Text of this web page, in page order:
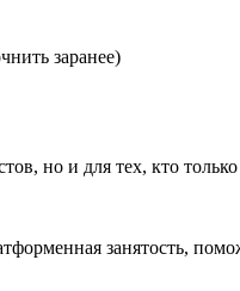
заранее)
но и для тех, кто
занятость,